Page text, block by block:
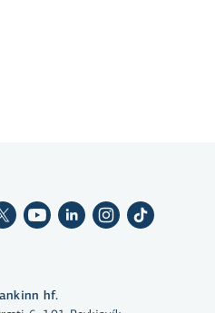
auka virkni vefsins,
og aðstoða við
hf.